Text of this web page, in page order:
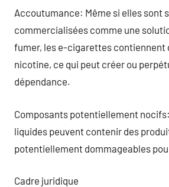
Accoutumance: Même si elles sont
commercialisées comme une
fumer, les e-cigarettes contiennent
nicotine, ce qui peut créer ou
dépendance.
Composants potentiellement
liquides peuvent contenir des
potentiellement dommageables
Cadre juridique